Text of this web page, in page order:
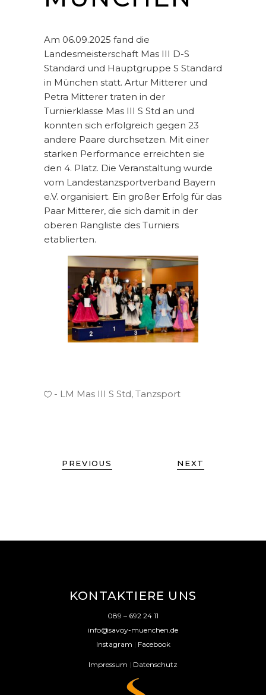
Am 06.09.2025 fand die
Landesmeisterschaft Mas III D-S
Standard und Hauptgruppe S Standard
in München statt. Artur Mitterer und
Petra Mitterer traten in der
Turnierklasse Mas III S Std an und
konnten sich erfolgreich gegen 23
andere Paare durchsetzen. Mit einer
starken Performance erreichten sie
den 4. Platz. Die Veranstaltung wurde
vom Landestanzsportverband Bayern
e.V. organisiert. Ein großer Erfolg für das
Paar Mitterer, die sich damit in der
oberen Rangliste des Turniers
etablierten.
LM Mas III S Std, Tanzsport
PREVIOUS NEXT
KONTAKTIERE UNS
089 – 692 24 11
info@savoy-muenchen.de
Instagram | Facebook
Impressum | Datenschutz